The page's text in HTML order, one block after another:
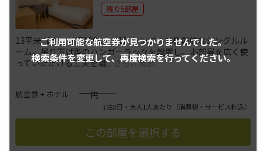
ご利用可能な航空券が見つかりませんでした。
検索条件を変更して、再度検索を行ってください。
残り5部屋
13平米【ベッド幅120cm×1】シンプルで機能的なシングルル
ーム。吊り下げ型のハンガーラックを設置し、お部屋を広く使
っていただける工夫を凝...さらに表示
航空券 + ホテル ――――円
1泊2日・大人1人あたり （消費税・サービス料込）